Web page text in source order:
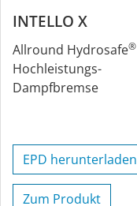
INTELLO X
Allround Hydrosafe®
Hochleistungs-
Dampfbremse
EPD herunterladen
Zum Produkt